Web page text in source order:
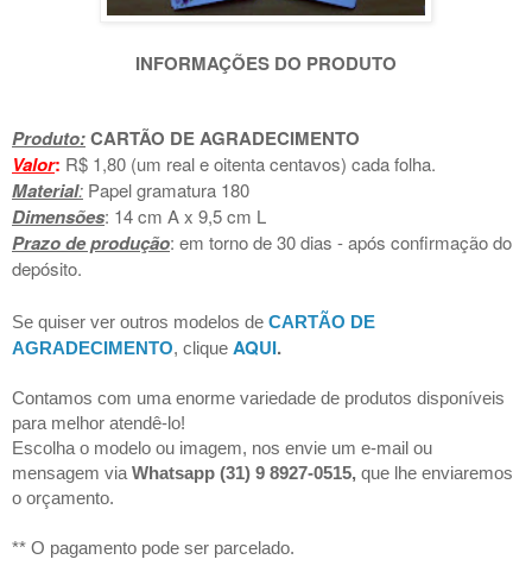
INFORMAÇÕES DO PRODUTO
Produto:CARTÃO DE AGRADECIMENTO
Valor: R$ 1,80 (um real e oitenta centavos) cada folha.
Material: Papel gramatura 180
Dimensões: 14 cm A x 9,5 cm L
Prazo de produção: em torno de 30 dias - após confirmação do
depósito.
Se quiser ver outros modelos de CARTÃO DE
AGRADECIMENTO, clique AQUI.
Contamos com uma enorme variedade de produtos disponíveis
para melhor atendê-lo!
Escolha o modelo ou imagem, nos envie um e-mail ou
mensagem via Whatsapp (31) 9 8927-0515, que lhe enviaremos
o orçamento.
** O pagamento pode ser parcelado.